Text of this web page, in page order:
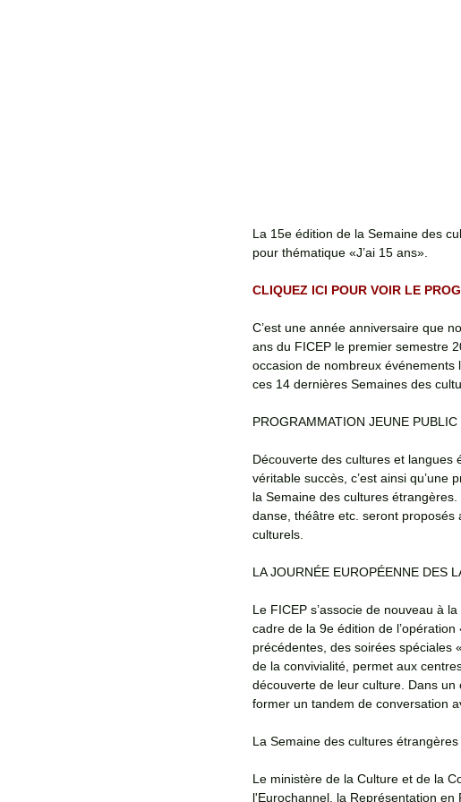
La 15e édition de la Semaine des
pour thématique «J’ai 15 ans».
CLIQUEZ ICI POUR VOIR LE
C’est une année anniversaire que
ans du FICEP le premier semestre
occasion de nombreux événements
ces 14 dernières Semaines des
PROGRAMMATION JEUNE PUBLIC
Découverte des cultures et langues
véritable succès, c’est ainsi
la Semaine des cultures
danse, théâtre etc. seront
culturels.
LA JOURNÉE EUROPÉENNE DES
Le FICEP s’associe de nouveau à
cadre de la 9e édition de
précédentes, des soirées spéciales
de la convivialité, permet aux
découverte de leur culture. Dans un
former un tandem de conversation
La Semaine des cultures
Le ministère de la Culture et de la
l'Eurochannel, la Représentation en